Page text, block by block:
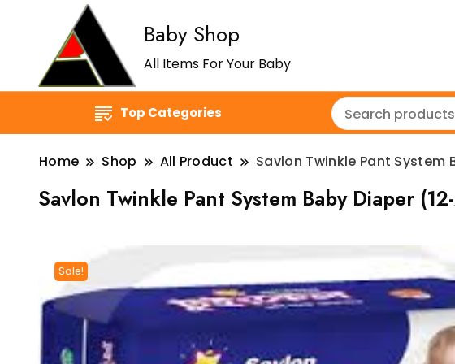
Baby Shop
All Items For Your Baby
Top Categories
Home Shop All Product Savlon Twinkle Pant System
Savlon Twinkle Pant System Baby Diaper
Sale!